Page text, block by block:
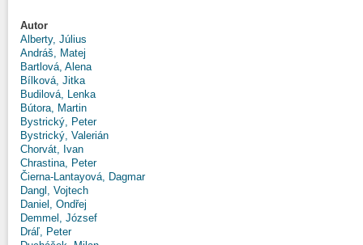
Autor
Alberty, Július
Andráš, Matej
Bartlová, Alena
Bílková, Jitka
Budilová, Lenka
Bútora, Martin
Bystrický, Peter
Bystrický, Valerián
Chorvát, Ivan
Chrastina, Peter
Čierna-Lantayová, Dagmar
Dangl, Vojtech
Daniel, Ondřej
Demmel, József
Dráľ, Peter